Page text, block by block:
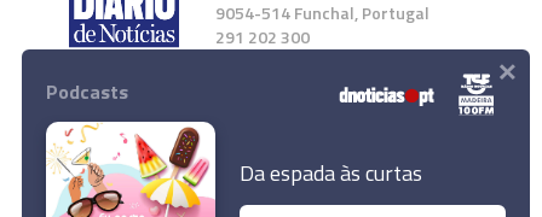
9054-514 Funchal, Portugal
291 202 300
Instale a nossa App
Podcasts
Da espada às curtas
×